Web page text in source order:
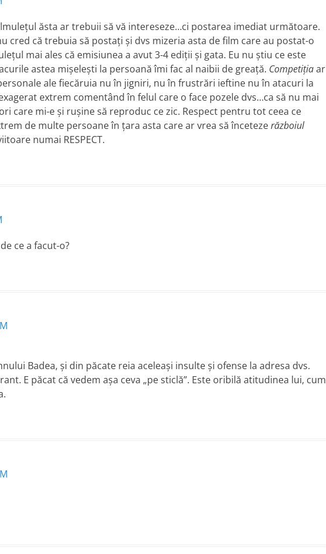
ăsta ar trebuii să vă intereseze…ci postarea imediat următoare.
cred că trebuia să postaţi şi dvs mizeria asta de film care au postat-o
mai ales că emisiunea a avut 3-4 ediţii şi gata. Eu nu ştiu ce este
astea mişeleşti la persoană îmi fac al naibii de greaţă. Competiţiaar
ale fiecăruia nu în jigniri, nu în frustrări ieftine nu în atacuri la
extrem comentând în felul care o face pozele dvs…ca să nu mai
care mi-e şi ruşine să reproduc ce zic. Respect pentru tot ceea ce
de multe persoane în ţara asta care ar vrea să încetezerăzboiul
numai RESPECT.
ce a facut-o?
Badea, şi din păcate reia aceleaşi insulte şi ofense la adresa dvs.
E păcat că vedem aşa ceva „pe sticlă”. Este oribilă atitudinea lui, cum